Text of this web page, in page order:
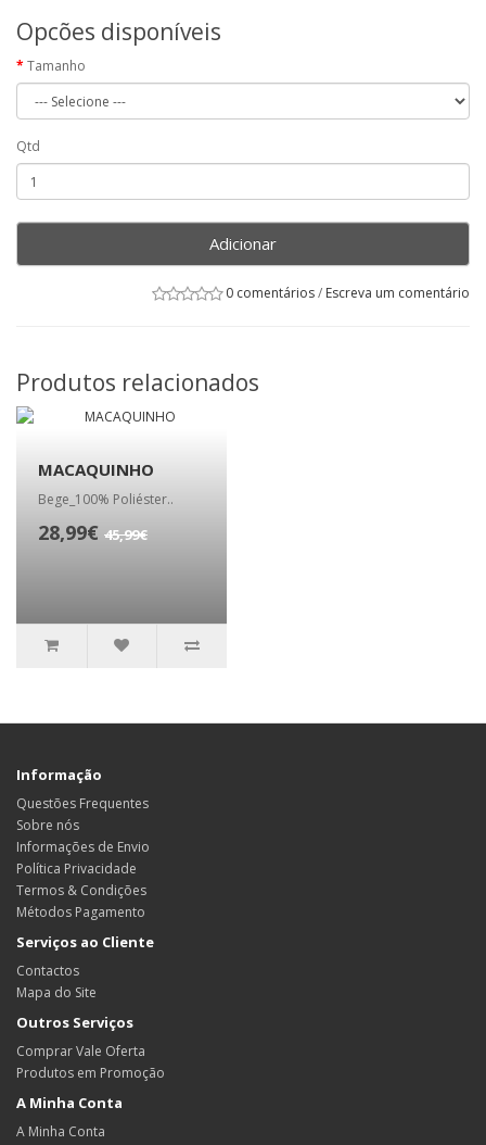
Opcões disponíveis
Tamanho
Qtd
Adicionar
0 comentários/ Escreva um comentário
Produtos relacionados
MACAQUINHO
Bege_100% Poliéster..
28,99€ 45,99€
Informação
Questões Frequentes
Sobre nós
Informações de Envio
Política Privacidade
Termos & Condições
Métodos Pagamento
Serviços ao Cliente
Contactos
Mapa do Site
Outros Serviços
Comprar Vale Oferta
Produtos em Promoção
A Minha Conta
A Minha Conta